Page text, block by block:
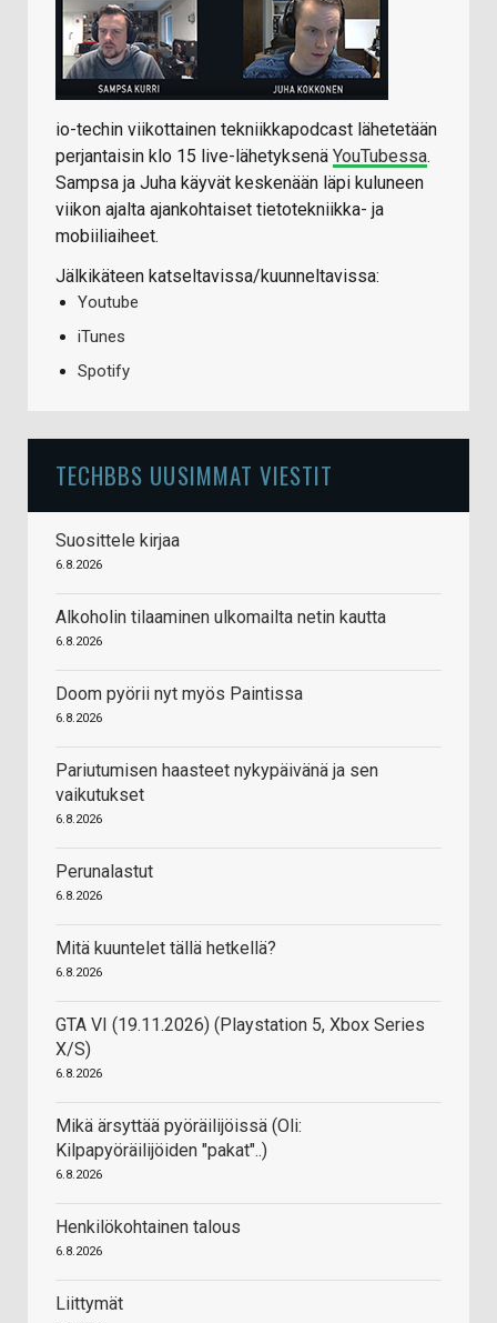
io-techin viikottainen tekniikkapodcast lähetetään
perjantaisin klo 15 live-lähetyksenä YouTubessa.
Sampsa ja Juha käyvät keskenään läpi kuluneen
viikon ajalta ajankohtaiset tietotekniikka- ja
mobiiliaiheet.
Jälkikäteen katseltavissa/kuunneltavissa:
Youtube
iTunes
Spotify
TECHBBS UUSIMMAT VIESTIT
Suosittele kirjaa
6.8.2026
Alkoholin tilaaminen ulkomailta netin kautta
6.8.2026
Doom pyörii nyt myös Paintissa
6.8.2026
Pariutumisen haasteet nykypäivänä ja sen
vaikutukset
6.8.2026
Perunalastut
6.8.2026
Mitä kuuntelet tällä hetkellä?
6.8.2026
GTA VI (19.11.2026) (Playstation 5, Xbox Series
X/S)
6.8.2026
Mikä ärsyttää pyöräilijöissä (Oli:
Kilpapyöräilijöiden "pakat"..)
6.8.2026
Henkilökohtainen talous
6.8.2026
Liittymät